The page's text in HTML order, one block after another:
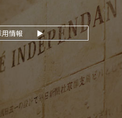
用情報 ▶